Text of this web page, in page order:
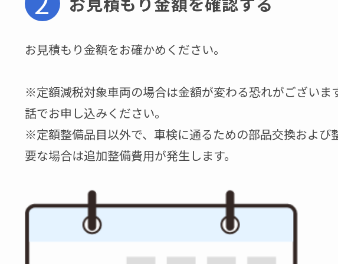
お見積もり金額をお確かめください。
※定額減税対象車両の場合は金額が変わる恐れがございま
話でお申し込みください。
※定額整備品目以外で、車検に通るための部品交換および
要な場合は追加整備費用が発生します。